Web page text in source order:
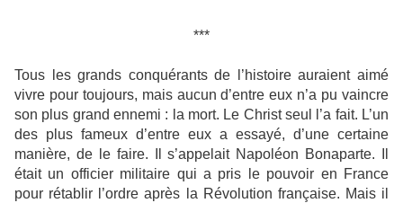
***
Tous les grands conquérants de l’histoire auraient aimé
vivre pour toujours, mais aucun d’entre eux n’a pu vaincre
son plus grand ennemi : la mort. Le Christ seul l’a fait. L’un
des plus fameux d’entre eux a essayé, d’une certaine
manière, de le faire. Il s’appelait Napoléon Bonaparte. Il
était un officier militaire qui a pris le pouvoir en France
pour rétablir l’ordre après la Révolution française. Mais il